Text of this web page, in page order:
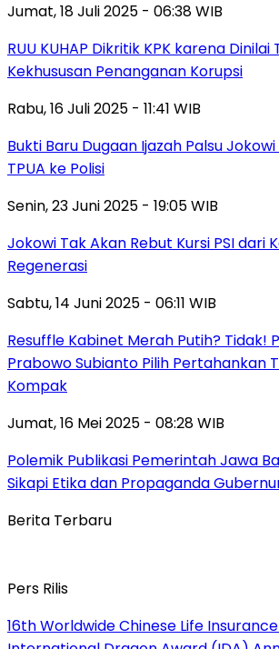
Jumat, 18 Juli 2025 - 06:38 WIB
RUU KUHAP Dikritik KPK karena Dinilai
Kekhususan Penanganan Korupsi
Rabu, 16 Juli 2025 - 11:41 WIB
Bukti Baru Dugaan Ijazah Palsu
TPUA ke Polisi
Senin, 23 Juni 2025 - 19:05 WIB
Jokowi Tak Akan Rebut Kursi PSI dari
Regenerasi
Sabtu, 14 Juni 2025 - 06:11 WIB
Resuffle Kabinet Merah Putih? Tidak!
Prabowo Subianto Pilih Pertahankan
Kompak
Jumat, 16 Mei 2025 - 08:28 WIB
Polemik Publikasi Pemerintah Jawa
Sikapi Etika dan Propaganda
Berita Terbaru
Pers Rilis
16th Worldwide Chinese Life